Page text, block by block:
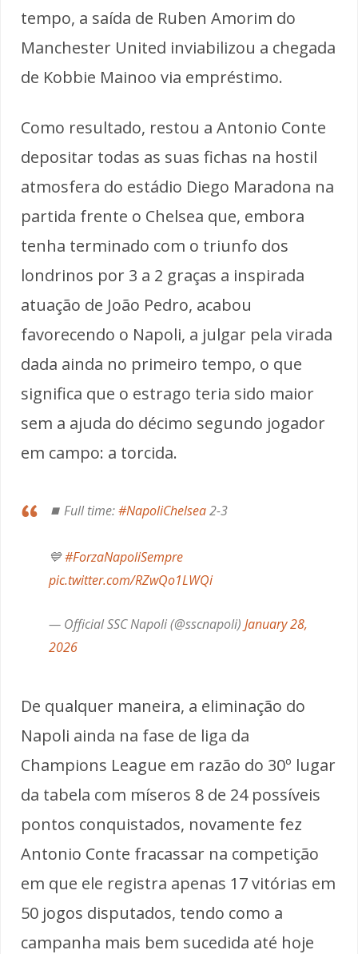
tempo, a saída de Ruben Amorim do
Manchester United inviabilizou a chegada
de Kobbie Mainoo via empréstimo.
Como resultado, restou a Antonio Conte
depositar todas as suas fichas na hostil
atmosfera do estádio Diego Maradona na
partida frente o Chelsea que, embora
tenha terminado com o triunfo dos
londrinos por 3 a 2 graças a inspirada
atuação de João Pedro, acabou
favorecendo o Napoli, a julgar pela virada
dada ainda no primeiro tempo, o que
significa que o estrago teria sido maior
sem a ajuda do décimo segundo jogador
em campo: a torcida.
⏹️ Full time:#NapoliChelsea2-3
💙#ForzaNapoliSempre
pic.twitter.com/RZwQo1LWQi
— Official SSC Napoli (@sscnapoli) January 28,
2026
De qualquer maneira, a eliminação do
Napoli ainda na fase de liga da
Champions League em razão do 30º lugar
da tabela com míseros 8 de 24 possíveis
pontos conquistados, novamente fez
Antonio Conte fracassar na competição
em que ele registra apenas 17 vitórias em
50 jogos disputados, tendo como a
campanha mais bem sucedida até hoje